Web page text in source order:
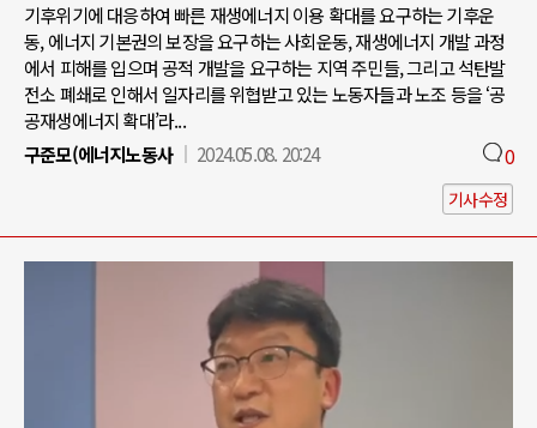
기후위기에 대응하여 빠른 재생에너지 이용 확대를 요구하는 기후운
동, 에너지 기본권의 보장을 요구하는 사회운동, 재생에너지 개발 과정
에서 피해를 입으며 공적 개발을 요구하는 지역 주민들, 그리고 석탄발
전소 폐쇄로 인해서 일자리를 위협받고 있는 노동자들과 노조 등을 ‘공
공재생에너지 확대’라...
구준모(에너지노동사
2024.05.08. 20:24 0
기사수정